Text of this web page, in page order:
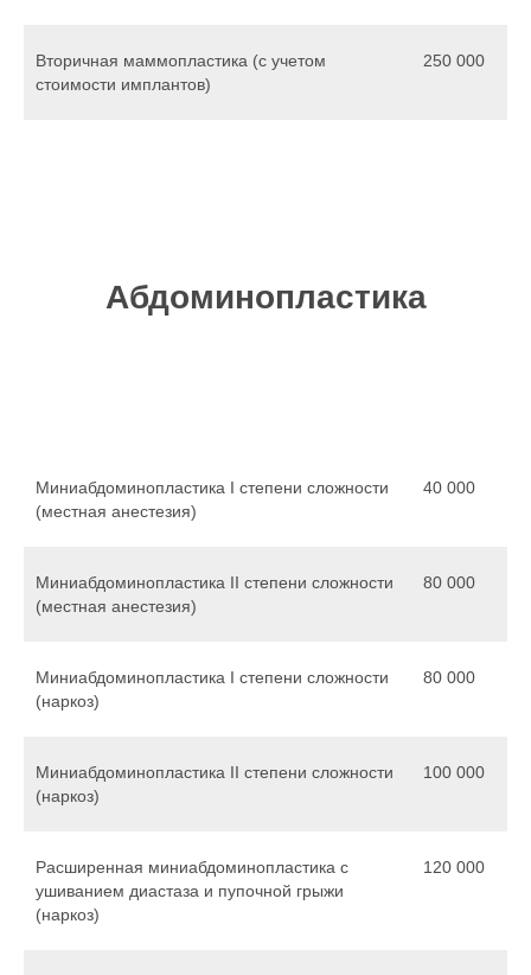
Вторичная маммопластика (с учетом
стоимости имплантов)
250 000
Абдоминопластика
Миниабдоминопластика I степени сложности
(местная анестезия)
40 000
Миниабдоминопластика II степени сложности
(местная анестезия)
80 000
Миниабдоминопластика I степени сложности
(наркоз)
80 000
Миниабдоминопластика II степени сложности
(наркоз)
100 000
Расширенная миниабдоминопластика с
ушиванием диастаза и пупочной грыжи
(наркоз)
120 000